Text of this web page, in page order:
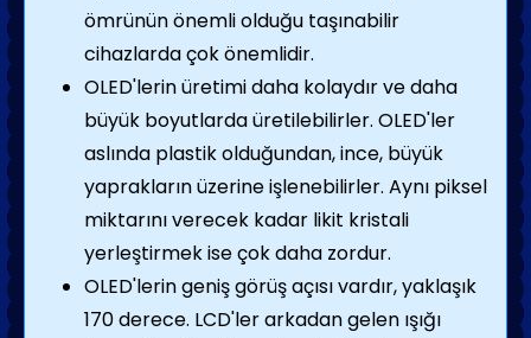
ömrünün önemli olduğu taşınabilir
cihazlarda çok önemlidir.
OLED'lerin üretimi daha kolaydır ve daha
büyük boyutlarda üretilebilirler. OLED'ler
aslında plastik olduğundan, ince, büyük
yaprakların üzerine işlenebilirler. Aynı piksel
miktarını verecek kadar likit kristali
yerleştirmek ise çok daha zordur.
OLED'lerin geniş görüş açısı vardır, yaklaşık
170 derece. LCD'ler arkadan gelen ışığı